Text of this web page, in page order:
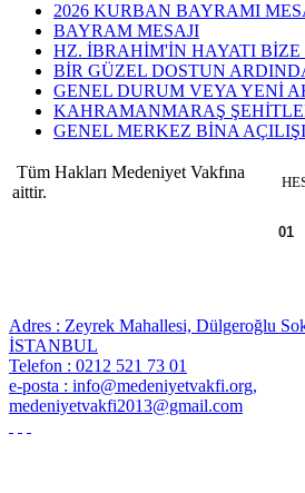
2026 KURBAN BAYRAMI
BAYRAM MESAJI
HZ. İBRAHİM'İN HAYATI BİZE
BİR GÜZEL DOSTUN
GENEL DURUM VEYA YENİ
KAHRAMANMARAŞ
GENEL MERKEZ BİNA
Tüm Hakları Medeniyet Vakfına
aittir.
01
Adres : Zeyrek Mahallesi, Dülgeroğlu
İSTANBUL
Telefon : 0212 521 73 01
e-posta : info@medeniyetvakfi.org,
medeniyetvakfi2013@gmail.com